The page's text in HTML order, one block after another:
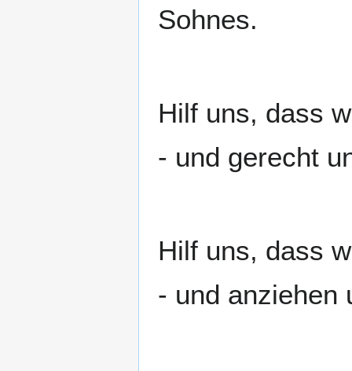
Sohnes.
Hilf uns, dass
- und gerecht
Hilf uns, dass
- und anziehen